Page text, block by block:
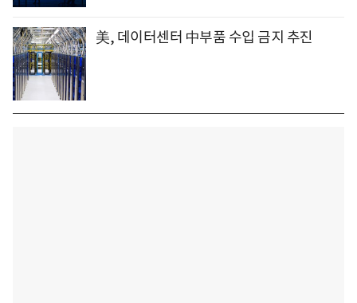
美, 데이터센터 中부품 수입 금지 추진